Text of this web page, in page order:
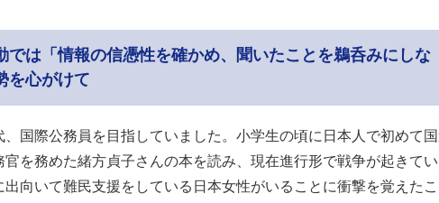
では「情報の信憑性を確かめ、聞いたことを鵜呑みにしな
を心がけて
、国際公務員を目指していました。小学生の頃に日本人で初めて
官を務めた緒方貞子さんの本を読み、現在進行形で戦争が起きてい
出向いて難民支援をしている日本女性がいることに衝撃を覚えたこ